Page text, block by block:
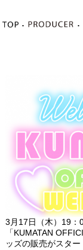
･ ･
3月17日（木）19：
「KUMATAN
ッズの販売がスター